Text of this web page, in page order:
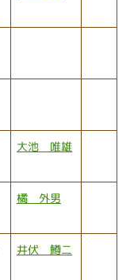
大池 唯雄
橘 外男
井伏 鱒二